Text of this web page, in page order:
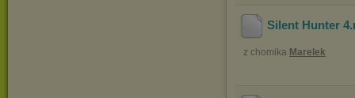
Silent Hunter 4
z chomika Marelek